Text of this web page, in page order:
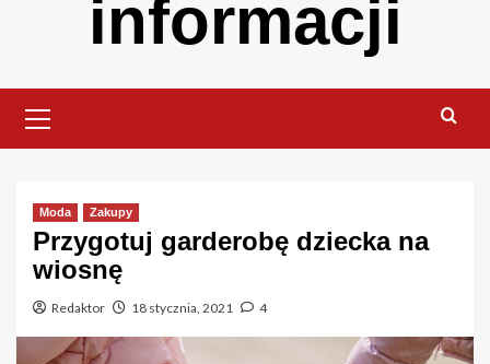
informacji
Menu
Moda Zakupy
Przygotuj garderobę dziecka na
wiosnę
Redaktor 18 stycznia, 2021 4